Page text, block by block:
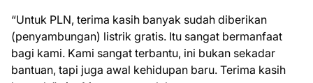
“Untuk PLN, terima kasih banyak sudah diberikan
(penyambungan) listrik gratis. Itu sangat bermanfaat
bagi kami. Kami sangat terbantu, ini bukan sekadar
bantuan, tapi juga awal kehidupan baru. Terima kasih